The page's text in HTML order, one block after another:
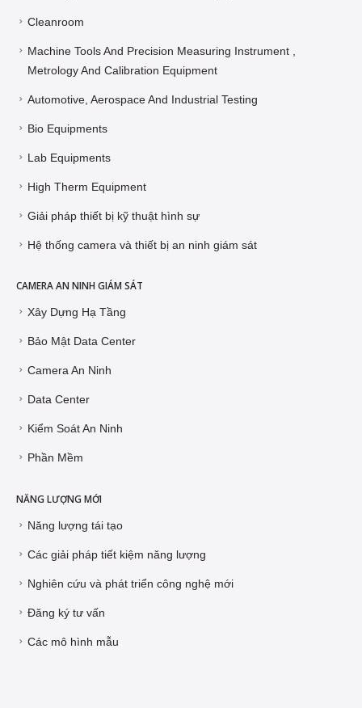
Cleanroom
Machine Tools And Precision Measuring Instrument ,
Metrology And Calibration Equipment
Automotive, Aerospace And Industrial Testing
Bio Equipments
Lab Equipments
High Therm Equipment
Giải pháp thiết bị kỹ thuật hình sự
Hệ thống camera và thiết bị an ninh giám sát
CAMERA AN NINH GIÁM SÁT
Xây Dựng Hạ Tầng
Bảo Mật Data Center
Camera An Ninh
Data Center
Kiểm Soát An Ninh
Phần Mềm
NĂNG LƯỢNG MỚI
Năng lượng tái tạo
Các giải pháp tiết kiệm năng lượng
Nghiên cứu và phát triển công nghệ mới
Đăng ký tư vấn
Các mô hình mẫu